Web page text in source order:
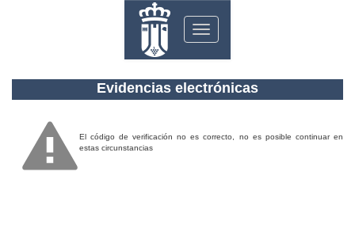
Toggle
navigation
Evidencias electrónicas
El código de verificación no es correcto, no es posible continuar en
estas circunstancias